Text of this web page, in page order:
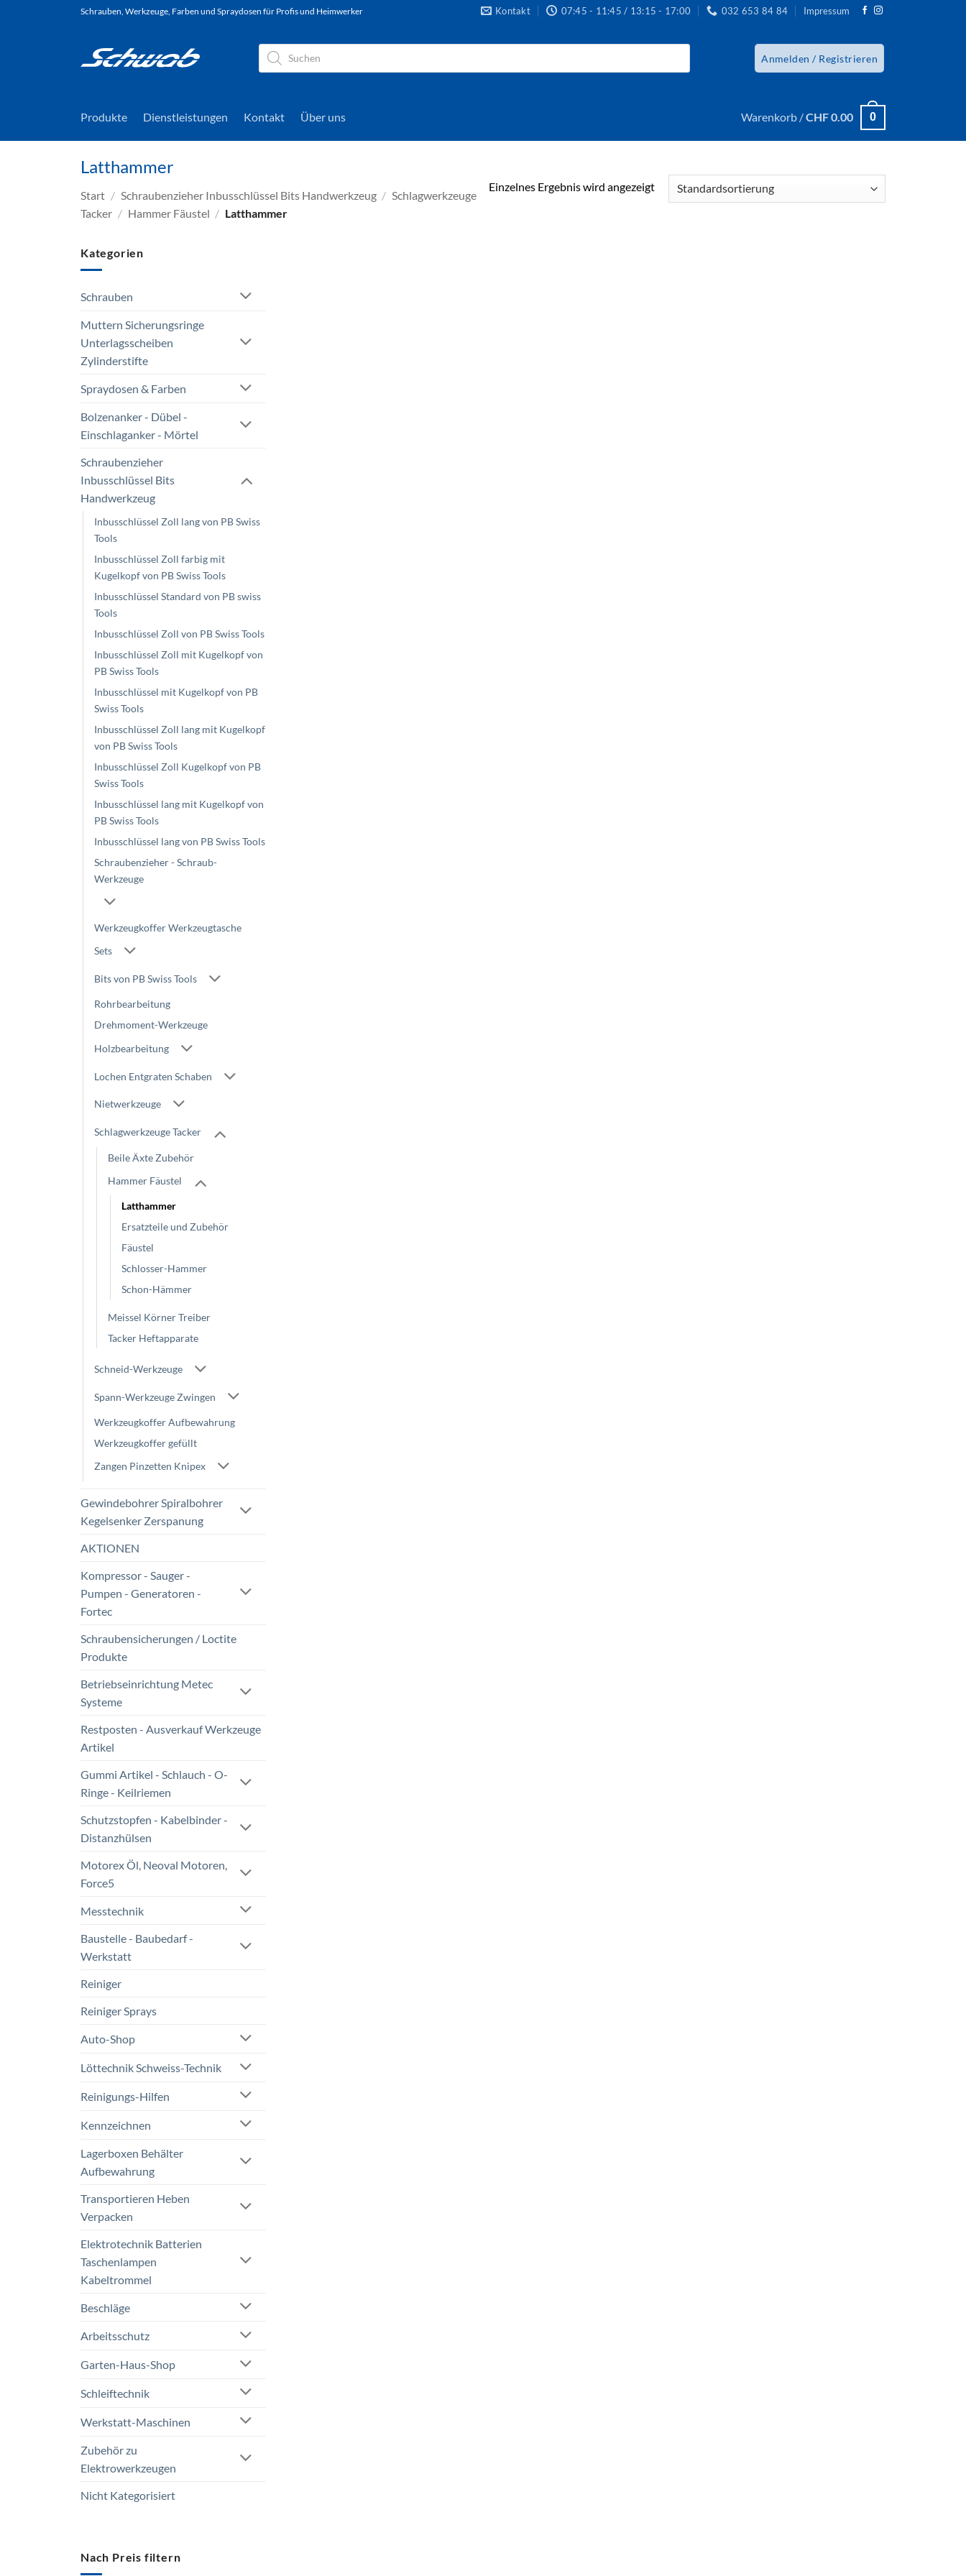
Schrauben, Werkzeuge, Farben und Spraydosen für Profis und Heimwerker Kontakt 07:45 - 11:45 / 13:15 - 17:00 032 653 84 84 Impressum
Products
search Anmelden / Registrieren
Produkte Dienstleistungen Kontakt Über uns Warenkorb /CHF0.00 0
Latthammer
Start / Schraubenzieher Inbusschlüssel Bits Handwerkzeug / Schlagwerkzeuge
Tacker / Hammer Fäustel / Latthammer
Einzelnes Ergebnis wird angezeigt
Kategorien
Schrauben
Muttern Sicherungsringe
Unterlagsscheiben
Zylinderstifte
Spraydosen & Farben
Bolzenanker - Dübel -
Einschlaganker - Mörtel
Schraubenzieher
Inbusschlüssel Bits
Handwerkzeug
Inbusschlüssel Zoll lang von PB Swiss
Tools
Inbusschlüssel Zoll farbig mit
Kugelkopf von PB Swiss Tools
Inbusschlüssel Standard von PB swiss
Tools
Inbusschlüssel Zoll von PB Swiss Tools
Inbusschlüssel Zoll mit Kugelkopf von
PB Swiss Tools
Inbusschlüssel mit Kugelkopf von PB
Swiss Tools
Inbusschlüssel Zoll lang mit Kugelkopf
von PB Swiss Tools
Inbusschlüssel Zoll Kugelkopf von PB
Swiss Tools
Inbusschlüssel lang mit Kugelkopf von
PB Swiss Tools
Inbusschlüssel lang von PB Swiss Tools
Schraubenzieher - Schraub-
Werkzeuge
Werkzeugkoffer Werkzeugtasche
Sets
Bits von PB Swiss Tools
Rohrbearbeitung
Drehmoment-Werkzeuge
Holzbearbeitung
Lochen Entgraten Schaben
Nietwerkzeuge
Schlagwerkzeuge Tacker
Beile Äxte Zubehör
Hammer Fäustel
Latthammer
Ersatzteile und Zubehör
Fäustel
Schlosser-Hammer
Schon-Hämmer
Meissel Körner Treiber
Tacker Heftapparate
Schneid-Werkzeuge
Spann-Werkzeuge Zwingen
Werkzeugkoffer Aufbewahrung
Werkzeugkoffer gefüllt
Zangen Pinzetten Knipex
Gewindebohrer Spiralbohrer
Kegelsenker Zerspanung
AKTIONEN
Kompressor - Sauger -
Pumpen - Generatoren -
Fortec
Schraubensicherungen / Loctite
Produkte
Betriebseinrichtung Metec
Systeme
Restposten - Ausverkauf Werkzeuge
Artikel
Gummi Artikel - Schlauch - O-
Ringe - Keilriemen
Schutzstopfen - Kabelbinder -
Distanzhülsen
Motorex Öl, Neoval Motoren,
Force5
Messtechnik
Baustelle - Baubedarf -
Werkstatt
Reiniger
Reiniger Sprays
Auto-Shop
Löttechnik Schweiss-Technik
Reinigungs-Hilfen
Kennzeichnen
Lagerboxen Behälter
Aufbewahrung
Transportieren Heben
Verpacken
Elektrotechnik Batterien
Taschenlampen
Kabeltrommel
Beschläge
Arbeitsschutz
Garten-Haus-Shop
Schleiftechnik
Werkstatt-Maschinen
Zubehör zu
Elektrowerkzeugen
Nicht Kategorisiert
Nach Preis filtern